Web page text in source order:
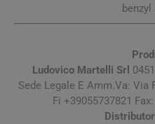
Ludovico Martelli Srl
Sede Legale E Amm.Va: Via
Fi +39055737821